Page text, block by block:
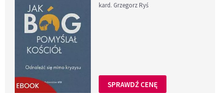
kard. Grzegorz Ryś
SPRAWDŹ CENĘ